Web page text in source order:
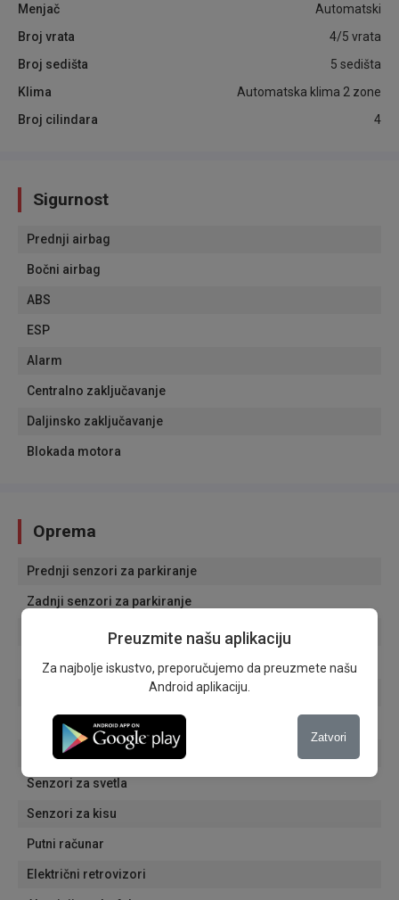
Menjač
Automatski
Broj vrata
4/5 vrata
Broj sedišta
5 sedišta
Klima
Automatska klima 2 zone
Broj cilindara
4
Sigurnost
Prednji airbag
Bočni airbag
ABS
ESP
Alarm
Centralno zaključavanje
Daljinsko zaključavanje
Blokada motora
Oprema
Prednji senzori za parkiranje
Zadnji senzori za parkiranje
Multifunkcionalni volan
Servo volan
Dnevna svetla
Svetla za maglu
Senzori za svetla
Senzori za kisu
Putni računar
Električni retrovizori
Preuzmite našu aplikaciju
Za najbolje iskustvo, preporučujemo da preuzmete našu
Android aplikaciju.
Zatvori